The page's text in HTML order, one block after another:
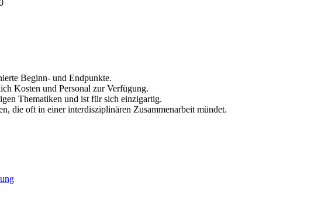
Beginn- und Endpunkte.
Kosten und Personal zur Verfügung.
Thematiken und ist für sich einzigartig.
die oft in einer interdisziplinären Zusammenarbeit mündet.